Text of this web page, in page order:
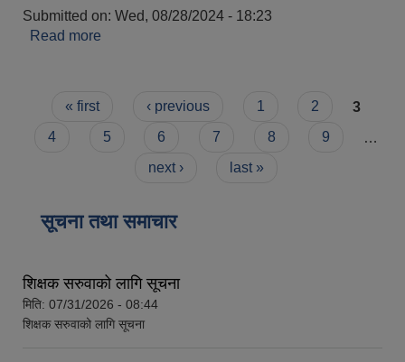
Submitted on: Wed, 08/28/2024 - 18:23
Read more
Pages
« first ‹ previous 1 2
3
4
5 6 7 8 9
next ›
last »
सूचना तथा समाचार
शिक्षक सरुवाको लागि सूचना
मिति: 07/31/2026 - 08:44
शिक्षक सरुवाको लागि सूचना